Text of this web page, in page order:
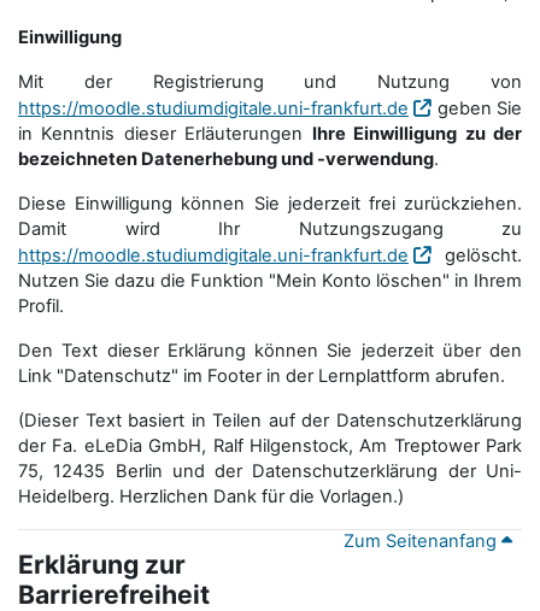
Einwilligung
Mit der Registrierung und Nutzung von
https://moodle.studiumdigitale.uni-frankfurt.de
geben Sie
in Kenntnis dieser Erläuterungen Ihre Einwilligung zu der
bezeichneten Datenerhebung und -verwendung.
Diese Einwilligung können Sie jederzeit frei zurückziehen.
Damit wird Ihr Nutzungszugang zu
https://moodle.studiumdigitale.uni-frankfurt.de
gelöscht.
Nutzen Sie dazu die Funktion "Mein Konto löschen" in Ihrem
Profil.
Den Text dieser Erklärung können Sie jederzeit über den
Link "Datenschutz" im Footer in der Lernplattform abrufen.
(Dieser Text basiert in Teilen auf der Datenschutzerklärung
der Fa. eLeDia GmbH, Ralf Hilgenstock, Am Treptower Park
75, 12435 Berlin und der Datenschutzerklärung der Uni-
Heidelberg. Herzlichen Dank für die Vorlagen.)
Zum Seitenanfang
Erklärung zur
Barrierefreiheit